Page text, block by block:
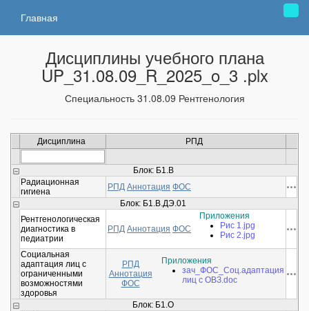
Главная
Дисциплины учебного плана
UP_31.08.09_R_2025_o_3 .plx
Специальность 31.08.09 Рентгенология
Дисциплина РПД
Блок: Б1.В
Радиационная
гигиена
РПД Аннотация ФОС
Блок: Б1.В.ДЭ.01
Рентгенологическая
диагностика в
педиатрии
РПД Аннотация ФОС
Приложения
Рис 1.jpg
Рис 2.jpg
Социальная
адаптация лиц с
ограниченными
возможностями
здоровья
РПД
Аннотация
ФОС
Приложения
зач_ФОС_Соц.адаптация
лиц с ОВЗ.doc
Блок: Б1.О